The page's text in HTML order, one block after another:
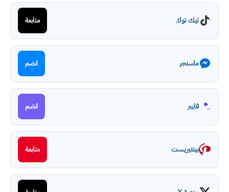
تيك توك متابعة
ماسنجر انضم
فايبر انضم
بينتيريست متابعة